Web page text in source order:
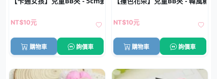
NT$10元
購物車 詢價車
NT$10元
購物車 詢價車